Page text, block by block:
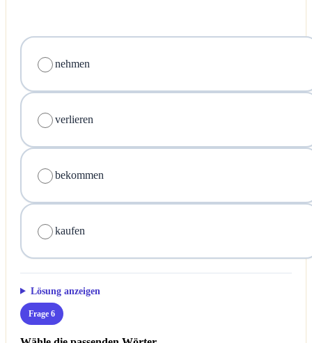
nehmen
verlieren
bekommen
kaufen
Lösung anzeigen
Frage 6